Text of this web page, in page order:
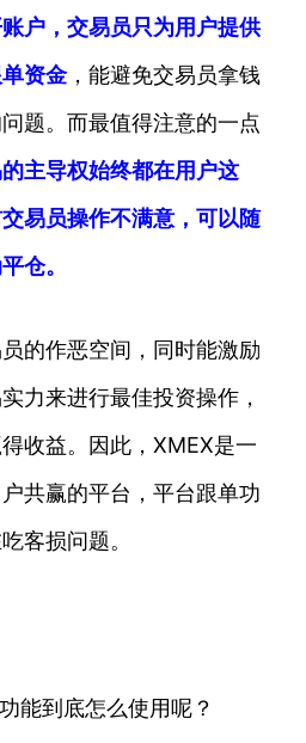
户，交易员只为用户提供
资金，能避免交易员拿钱
题。而最值得注意的一点
主导权始终都在用户这
易员操作不满意，可以随
仓。
的作恶空间，同时能激励
力来进行最佳投资操作，
收益。因此，XMEX是一
共赢的平台，平台跟单功
客损问题。
能到底怎么使用呢？